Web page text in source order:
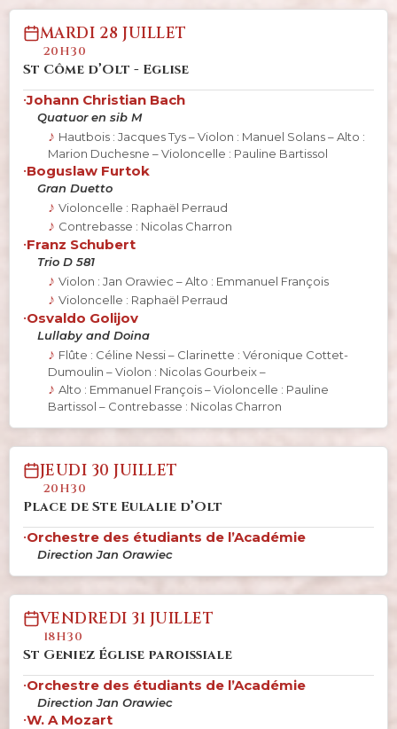
MARDI 28 JUILLET
20H30
St Côme d’Olt - Eglise
•Johann Christian Bach
Quatuor en sib M
Hautbois : Jacques Tys – Violon : Manuel Solans – Alto :
Marion Duchesne – Violoncelle : Pauline Bartissol
•Boguslaw Furtok
Gran Duetto
Violoncelle : Raphaël Perraud
Contrebasse : Nicolas Charron
•Franz Schubert
Trio D 581
Violon : Jan Orawiec – Alto : Emmanuel François
Violoncelle : Raphaël Perraud
•Osvaldo Golijov
Lullaby and Doina
Flûte : Céline Nessi – Clarinette : Véronique Cottet-
Dumoulin – Violon : Nicolas Gourbeix –
Alto : Emmanuel François – Violoncelle : Pauline
Bartissol – Contrebasse : Nicolas Charron
JEUDI 30 JUILLET
20H30
Place de Ste Eulalie d’Olt
•Orchestre des étudiants de l’Académie
Direction Jan Orawiec
VENDREDI 31 JUILLET
18H30
St Geniez Église paroissiale
•Orchestre des étudiants de l’Académie
Direction Jan Orawiec
•W. A Mozart